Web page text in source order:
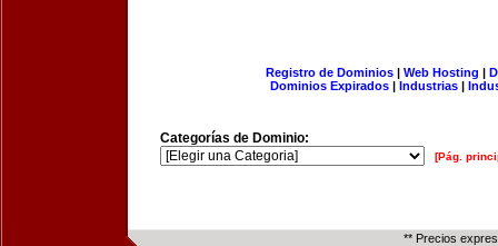
Registro de Dominios| Web Hosting |
Dominios Expirados | Industrias |
Categorías de Dominio:
[Pág.
** Precios